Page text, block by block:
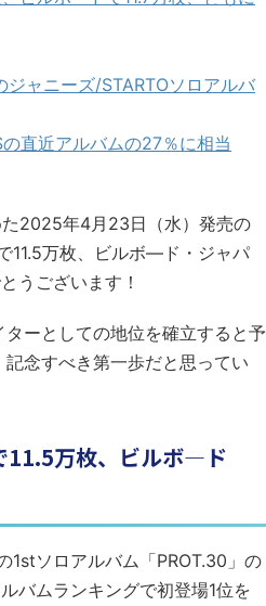
ャニーズ/STARTOソロアルバ
直近アルバムの27％に相当
2025年4月23日（水）発売の
11.5万枚、ビルボ―ド・ジャパ
うございます！
ーとしての地位を確立すると予
念すべき第一歩だと思ってい
11.5万枚、ビルボ―ド
ソロアルバム「PROT.30」の
バムランキングで初登場1位を